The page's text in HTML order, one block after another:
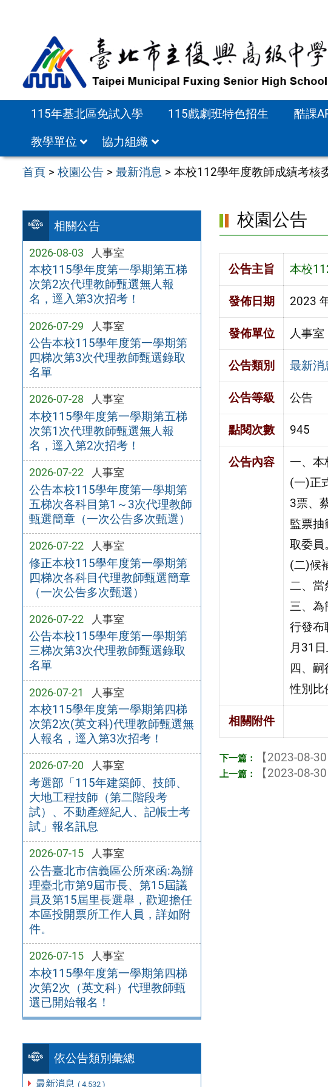
115年基北區免試入學 115戲劇班特色招生 酷課
教學單位
協力組織
首頁 >校園公告 >最新消息 >本校112學年度教師成績考核
相關公告
2026-08-03 人事室
本校115學年度第一學期第五梯
次第2次代理教師甄選無人報
名，逕入第3次招考！
2026-07-29 人事室
公告本校115學年度第一學期第
四梯次第3次代理教師甄選錄取
名單
2026-07-28 人事室
本校115學年度第一學期第五梯
次第1次代理教師甄選無人報
名，逕入第2次招考！
2026-07-22 人事室
公告本校115學年度第一學期第
五梯次各科目第1～3次代理教師
甄選簡章（一次公告多次甄選）
2026-07-22 人事室
修正本校115學年度第一學期第
四梯次各科目代理教師甄選簡章
（一次公告多次甄選）
2026-07-22 人事室
公告本校115學年度第一學期第
三梯次第3次代理教師甄選錄取
名單
2026-07-21 人事室
本校115學年度第一學期第四梯
次第2次(英文科)代理教師甄選無
人報名，逕入第3次招考！
2026-07-20 人事室
考選部「115年建築師、技師、
大地工程技師（第二階段考
試）、不動產經紀人、記帳士考
試」報名訊息
2026-07-15 人事室
公告臺北市信義區公所來函:為辦
理臺北市第9屆市長、第15屆議
員及第15屆里長選舉，歡迎擔任
本區投開票所工作人員，詳如附
件。
2026-07-15 人事室
本校115學年度第一學期第四梯
次第2次（英文科）代理教師甄
選已開始報名！
依公告類別彙總
最新消息 ( 4,532 )
校園公告
公告主旨 本校
發佈日期 2023
發佈單位 人事室
公告類別 最新消
公告等級 公告
點閱次數 945
公告內容
一、本
(一)正
3票、
監票抽
取委員
(二)候
二、當
三、為
行發布
月31日
四、
性別比
相關附件
【2023-08-
【2023-08-